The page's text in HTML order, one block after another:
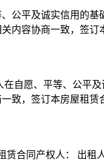
公平及诚实信用的
内容协商一致，签订
自愿、平等、公平
致，签订本房屋租
赁合同产权人： 出